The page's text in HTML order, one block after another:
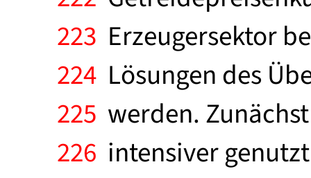
223 Erzeugersektor
224 Lösungen des
225 werden.
226 intensiver